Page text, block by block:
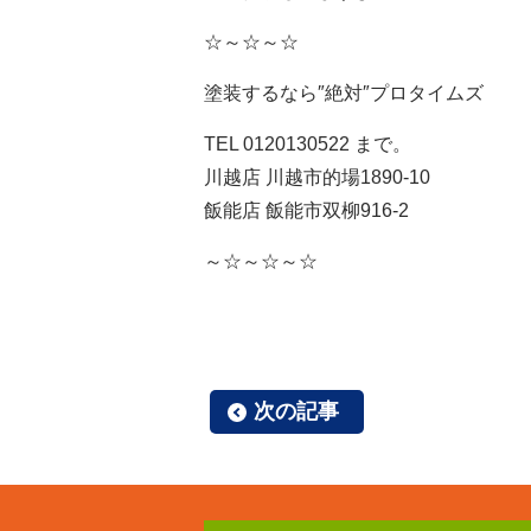
☆～☆～☆
塗装するなら″絶対″プロタイムズ
TEL 0120130522 まで。
川越店 川越市的場1890-10
飯能店 飯能市双柳916-2
～☆～☆～☆
次の記事